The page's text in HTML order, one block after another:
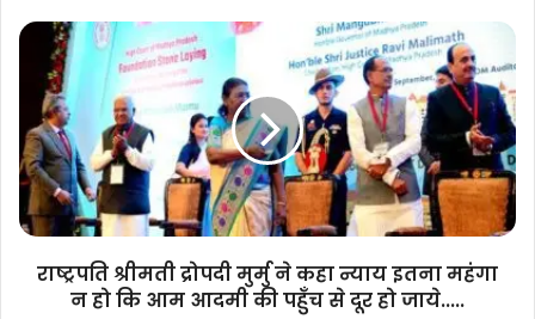
की
किरणे....
राष्ट्रपति
श्रीमती
द्रोपदी
ने
कहा
न्याय
इतना
महंगा
राष्ट्रपति श्रीमती द्रोपदी मुर्मु ने कहा न्याय इतना महंगा
न हो कि आम आदमी की पहुँच से दूर हो जाये.....